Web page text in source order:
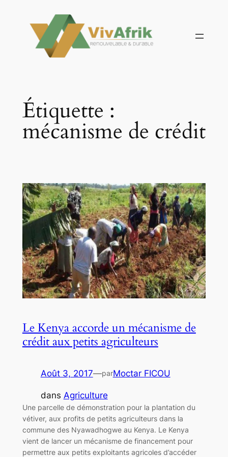
contenu
Étiquette :
mécanisme de crédit
Le Kenya accorde un mécanisme de
crédit aux petits agriculteurs
Août 3, 2017—parMoctar FICOU
dans Agriculture
Une parcelle de démonstration pour la plantation du
vétiver, aux profits de petits agriculteurs dans la
commune des Nyawadhogwe au Kenya. Le Kenya
vient de lancer un mécanisme de financement pour
permettre aux petits exploitants agricoles d’accéder